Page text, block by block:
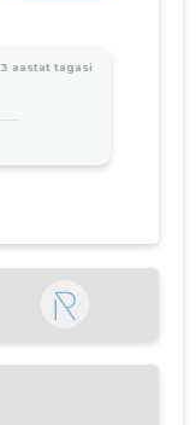
3 aastat tagasi